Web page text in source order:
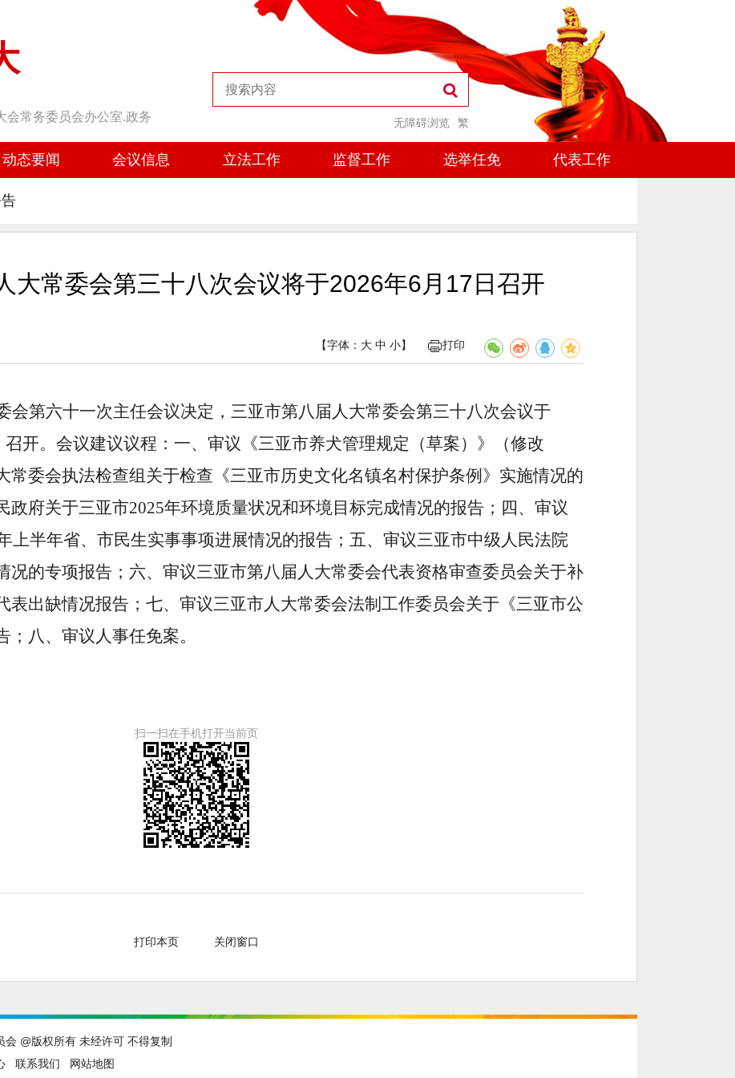
会常务委员会办公室.政务
繁
无障碍浏览
动态要闻 会议信息 立法工作 监督工作 选举任免 代表工作
大常委会第三十八次会议将于2026年6月17日召开
【字体： 大 中 小】 打印
会第六十一次主任会议决定，三亚市第八届人大常委会第三十八次会议于
召开。会议建议议程：一、审议《三亚市养犬管理规定（草案）》（修改
常委会执法检查组关于检查《三亚市历史文化名镇名村保护条例》实施情况的
政府关于三亚市2025年环境质量状况和环境目标完成情况的报告；四、审议
上半年省、市民生实事事项进展情况的报告；五、审议三亚市中级人民法院
况的专项报告；六、审议三亚市第八届人大常委会代表资格审查委员会关于补
表出缺情况报告；七、审议三亚市人大常委会法制工作委员会关于《三亚市公
八、审议人事任免案。
扫一扫在手机打开当前页
打印本页 关闭窗口
@版权所有 未经许可 不得复制
联系我们 网站地图